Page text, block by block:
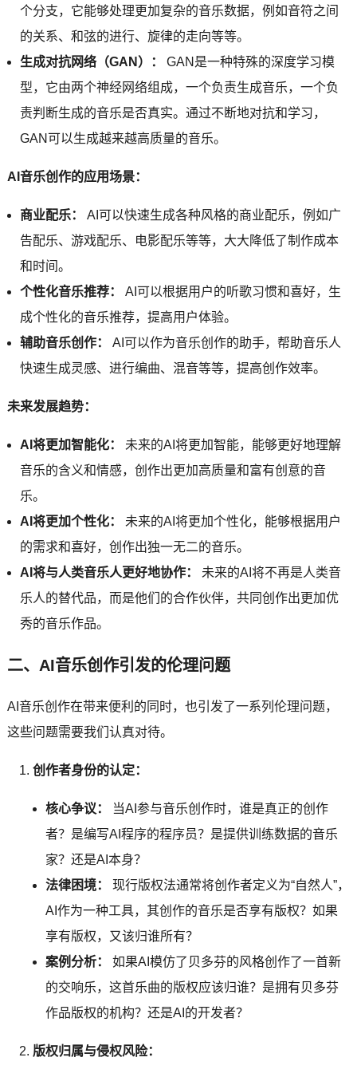
个分支，它能够处理更加复杂的音乐数据，例如音符之间
的关系、和弦的进行、旋律的走向等等。
生成对抗网络（GAN）：
GAN是一种特殊的深度学习模
型，它由两个神经网络组成，一个负责生成音乐，一个负
责判断生成的音乐是否真实。通过不断地对抗和学习，
GAN可以生成越来越高质量的音乐。
AI音乐创作的应用场景：
商业配乐：
AI可以快速生成各种风格的商业配乐，例如广
告配乐、游戏配乐、电影配乐等等，大大降低了制作成本
和时间。
个性化音乐推荐：
AI可以根据用户的听歌习惯和喜好，生
成个性化的音乐推荐，提高用户体验。
辅助音乐创作：
AI可以作为音乐创作的助手，帮助音乐人
快速生成灵感、进行编曲、混音等等，提高创作效率。
未来发展趋势：
AI将更加智能化：
未来的AI将更加智能，能够更好地理解
音乐的含义和情感，创作出更加高质量和富有创意的音
乐。
AI将更加个性化：
未来的AI将更加个性化，能够根据用户
的需求和喜好，创作出独一无二的音乐。
AI将与人类音乐人更好地协作：
未来的AI将不再是人类音
乐人的替代品，而是他们的合作伙伴，共同创作出更加优
秀的音乐作品。
二、AI音乐创作引发的伦理问题
AI音乐创作在带来便利的同时，也引发了一系列伦理问题，
这些问题需要我们认真对待。
创作者身份的认定：
核心争议：
当AI参与音乐创作时，谁是真正的创作
者？是编写AI程序的程序员？是提供训练数据的音乐
家？还是AI本身？
法律困境：
现行版权法通常将创作者定义为“自然人”，
AI作为一种工具，其创作的音乐是否享有版权？如果
享有版权，又该归谁所有？
案例分析：
如果AI模仿了贝多芬的风格创作了一首新
的交响乐，这首乐曲的版权应该归谁？是拥有贝多芬
作品版权的机构？还是AI的开发者？
版权归属与侵权风险：